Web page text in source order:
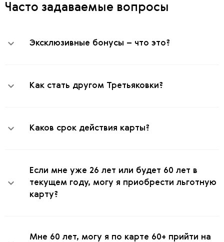
Часто задаваемые вопросы
Эксклюзивные бонусы – что это?
Как стать другом Третьяковки?
Каков срок действия карты?
Если мне уже 26 лет или будет 60 лет в
текущем году, могу я приобрести льготную
карту?
Мне 60 лет, могу я по карте 60+ прийти на